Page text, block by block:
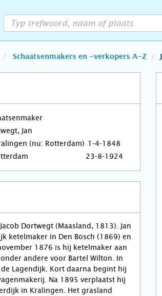
Schaatsenmakers en -verkopers A-Z
Jan
(nu: Rotterdam) 1-4-1848
23-8-1924
Dortwegt (Maasland, 1813). Jan
ketelmaker in Den Bosch (1869) en
1876 is hij ketelmaker aan
andere voor Bartel Wilton. In
Lagendijk. Kort daarna begint hij
Na 1895 verplaatst hij
in Kralingen. Het grasland